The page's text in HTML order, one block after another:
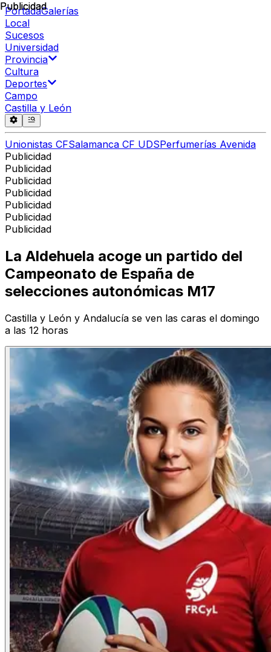
PortadaGalerías
Local
Sucesos
Universidad
Provincia
Cultura
Deportes
Campo
Castilla y León
Unionistas CFSalamanca CF UDSPerfumerías Avenida
Publicidad
Publicidad
Publicidad
Publicidad
Publicidad
Publicidad
Publicidad
Publicidad
La Aldehuela acoge un partido del
Campeonato de España de
selecciones autonómicas M17
Castilla y León y Andalucía se ven las caras el domingo
a las 12 horas
Publicidad